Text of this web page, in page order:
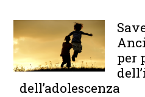
per
dell’adolescenza